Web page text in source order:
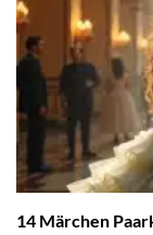
14 Märchen